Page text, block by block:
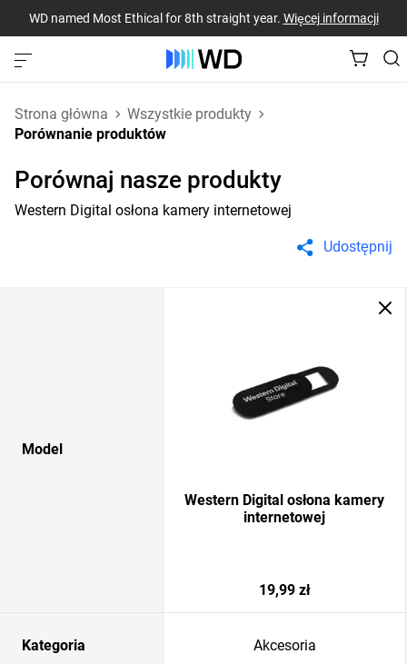
WD named Most Ethical for 8th straight year. Więcej informacji
Strona główna
Wszystkie produkty
Porównanie produktów
Porównaj nasze produkty
Western Digital osłona kamery internetowej
Udostępnij
Model
Western Digital osłona kamery
internetowej
19,99 zł
Kategoria Akcesoria